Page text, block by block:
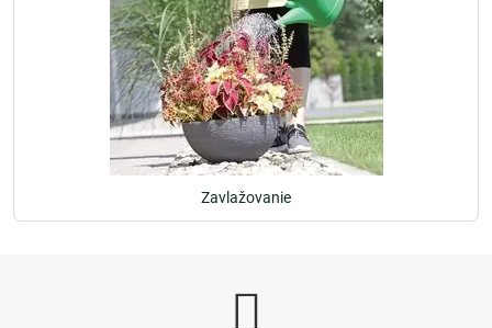
Zavlažovanie